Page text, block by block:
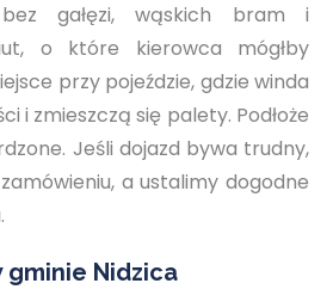
gałęzi, wąskich bram i
o które kierowca mógłby
przy pojeździe, gdzie winda
i zmieszczą się palety. Podłoże
Jeśli dojazd bywa trudny,
a ustalimy dogodne
gminie Nidzica